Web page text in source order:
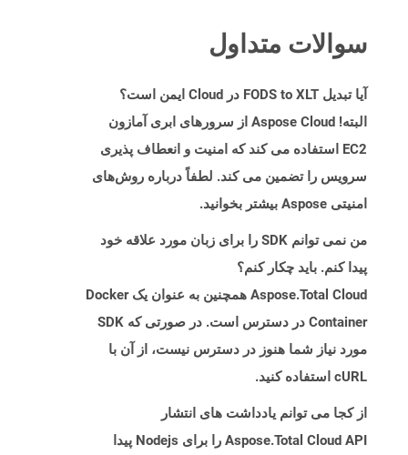
سوالات متداول
آیا تبدیل FODS to XLT در Cloud ایمن است؟
البته! Aspose Cloud از سرورهای ابری آمازون
EC2 استفاده می کند که امنیت و انعطاف پذیری
سرویس را تضمین می کند. لطفاً درباره روش‌های
امنیتی Aspose بیشتر بخوانید.
من نمی توانم SDK را برای زبان مورد علاقه خود
پیدا کنم. باید چکار کنم؟
Aspose.Total Cloud همچنین به عنوان یک Docker
Container در دسترس است. در صورتی که SDK
مورد نیاز شما هنوز در دسترس نیست، از آن با
cURL استفاده کنید.
از کجا می توانم یادداشت های انتشار
Aspose.Total Cloud API را برای Nodejs پیدا